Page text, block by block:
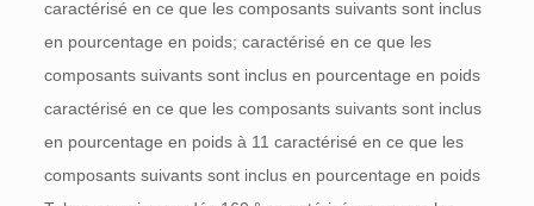
caractérisé en ce que les composants suivants sont inclus
en pourcentage en poids; caractérisé en ce que les
composants suivants sont inclus en pourcentage en poids
caractérisé en ce que les composants suivants sont inclus
en pourcentage en poids à 11 caractérisé en ce que les
composants suivants sont inclus en pourcentage en poids